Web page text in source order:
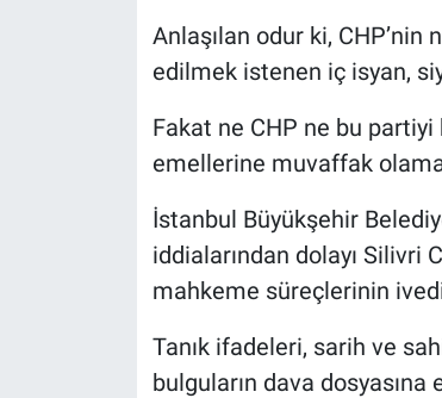
Anlaşılan odur ki, CHP’nin
edilmek istenen iç isyan,
Fakat ne CHP ne bu
emellerine muvaffak
İstanbul Büyükşehir
iddialarından dolayı Silivri
mahkeme süreçlerinin
Tanık ifadeleri, sarih ve
bulguların dava